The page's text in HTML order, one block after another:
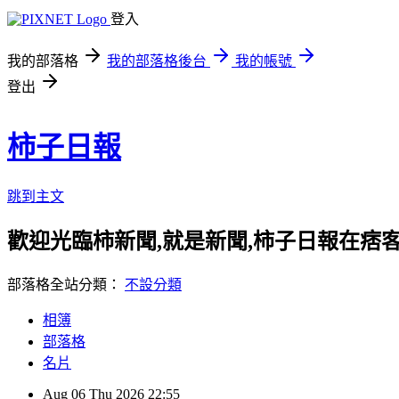
登入
我的部落格 我的部落格後台
我的帳號
登出
柿子日報
跳到主文
歡迎光臨柿新聞,就是新聞,柿子日報在痞
部落格全站分類： 不設分類
相簿
部落格
名片
Aug 06 Thu 2026 22:55